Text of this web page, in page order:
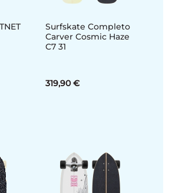
Surfskate Completo
Carver Cosmic Haze
C7 31
319,90 €